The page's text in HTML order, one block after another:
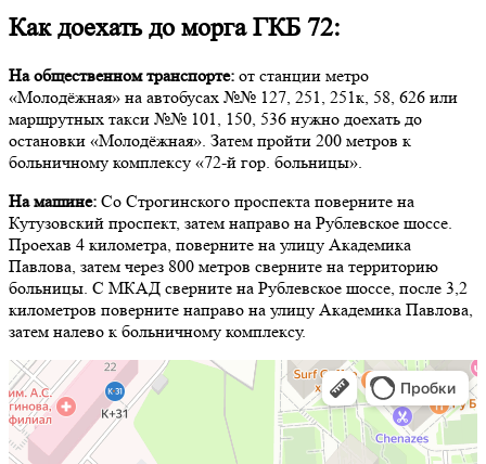
Как доехать до морга ГКБ 72:
На общественном транспорте: от станции метро
«Молодёжная» на автобусах №№ 127, 251, 251к, 58, 626 или
маршрутных такси №№ 101, 150, 536 нужно доехать до
остановки «Молодёжная». Затем пройти 200 метров к
больничному комплексу «72-й гор. больницы».
На машине: Со Строгинского проспекта поверните на
Кутузовский проспект, затем направо на Рублевское шоссе.
Проехав 4 километра, поверните на улицу Академика
Павлова, затем через 800 метров сверните на территорию
больницы. С МКАД сверните на Рублевское шоссе, после 3,2
километров поверните направо на улицу Академика Павлова,
затем налево к больничному комплексу.